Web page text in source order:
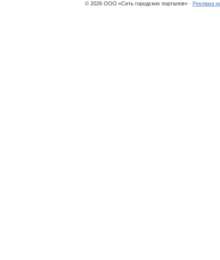
© 2026 ООО «Сеть городских порталов» · Реклама